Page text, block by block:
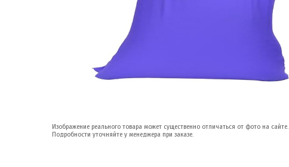
Изображение реального товара может существенно отличаться от фото на сайте.
Подробности уточняйте у менеджера при заказе.